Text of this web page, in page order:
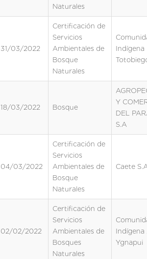
Naturales
31/03/2022
Certificación de
Servicios
Ambientales de
Bosque
Naturales
Indígena
18/03/2022 Bosque
Y
DEL
S.A
04/03/2022
Certificación de
Servicios
Ambientales de
Bosque
Naturales
Caete
02/02/2022
Certificación de
Servicios
Ambientales de
Bosques
Naturales
Indígena
Ygnapui